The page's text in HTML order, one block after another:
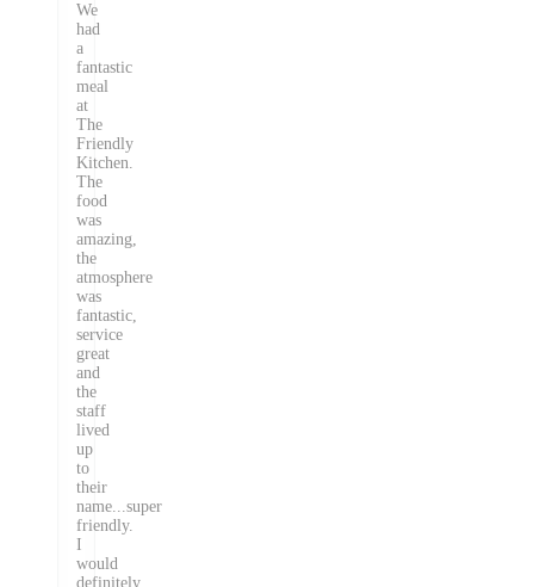
We
had
a
fantastic
meal
at
The
Friendly
Kitchen.
The
food
was
amazing,
the
atmosphere
was
fantastic,
service
great
and
the
staff
lived
up
to
their
name...super
friendly.
I
would
definitely